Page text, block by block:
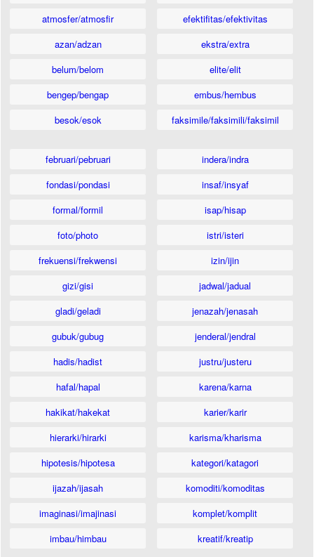
atmosfer/atmosfir
azan/adzan
belum/belom
bengep/bengap
besok/esok
efektifitas/efektivitas
ekstra/extra
elite/elit
embus/hembus
faksimile/faksimili/faksimil
februari/pebruari
fondasi/pondasi
formal/formil
foto/photo
frekuensi/frekwensi
gizi/gisi
gladi/geladi
gubuk/gubug
hadis/hadist
hafal/hapal
hakikat/hakekat
hierarki/hirarki
hipotesis/hipotesa
ijazah/ijasah
imaginasi/imajinasi
imbau/himbau
indera/indra
insaf/insyaf
isap/hisap
istri/isteri
izin/ijin
jadwal/jadual
jenazah/jenasah
jenderal/jendral
justru/justeru
karena/karna
karier/karir
karisma/kharisma
kategori/katagori
komoditi/komoditas
komplet/komplit
kreatif/kreatip